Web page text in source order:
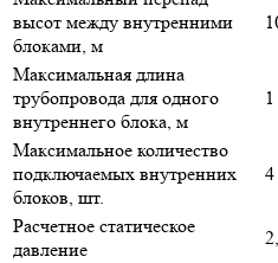
высот между внутренними
блоками, м
Максимальная длина
трубопровода для одного
внутреннего блока, м
Максимальное количество
подключаемых внутренних
блоков, шт.
4
Расчетное статическое
давление